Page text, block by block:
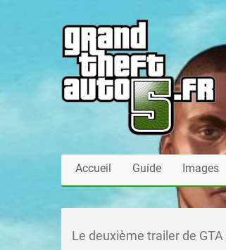
Accueil Guide Images
Le deuxième trailer de